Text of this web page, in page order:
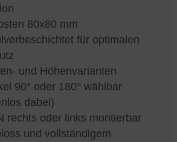
80x80 mm
für optimalen
und Höhenvarianten
90° oder 180° wählbar
dabei)
rechts oder links montierbar
und vollständigem